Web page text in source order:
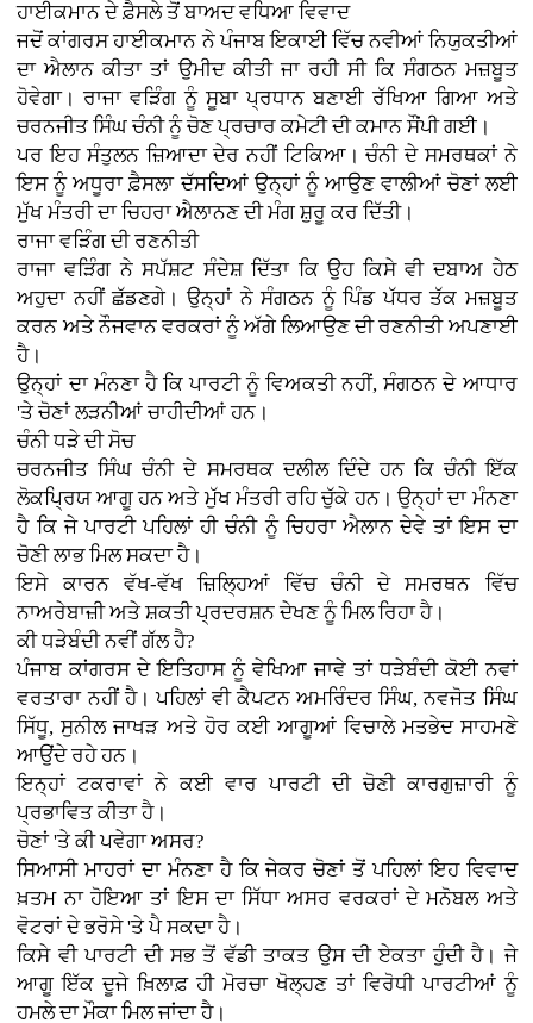
ਹਾਈਕਮਾਨ ਦੇ ਫ਼ੈਸਲੇ ਤੋਂ ਬਾਅਦ ਵਧਿਆ ਵਿਵਾਦ
ਜਦੋਂ ਕਾਂਗਰਸ ਹਾਈਕਮਾਨ ਨੇ ਪੰਜਾਬ ਇਕਾਈ ਵਿੱਚ ਨਵੀਆਂ ਨਿਯੁਕਤੀਆਂ
ਦਾ ਐਲਾਨ ਕੀਤਾ ਤਾਂ ਉਮੀਦ ਕੀਤੀ ਜਾ ਰਹੀ ਸੀ ਕਿ ਸੰਗਠਨ ਮਜ਼ਬੂਤ
ਹੋਵੇਗਾ। ਰਾਜਾ ਵੜਿੰਗ ਨੂੰ ਸੂਬਾ ਪ੍ਰਧਾਨ ਬਣਾਈ ਰੱਖਿਆ ਗਿਆ ਅਤੇ
ਚਰਨਜੀਤ ਸਿੰਘ ਚੰਨੀ ਨੂੰ ਚੋਣ ਪ੍ਰਚਾਰ ਕਮੇਟੀ ਦੀ ਕਮਾਨ ਸੌਂਪੀ ਗਈ।
ਪਰ ਇਹ ਸੰਤੁਲਨ ਜ਼ਿਆਦਾ ਦੇਰ ਨਹੀਂ ਟਿਕਿਆ। ਚੰਨੀ ਦੇ ਸਮਰਥਕਾਂ ਨੇ
ਇਸ ਨੂੰ ਅਧੂਰਾ ਫ਼ੈਸਲਾ ਦੱਸਦਿਆਂ ਉਨ੍ਹਾਂ ਨੂੰ ਆਉਣ ਵਾਲੀਆਂ ਚੋਣਾਂ ਲਈ
ਮੁੱਖ ਮੰਤਰੀ ਦਾ ਚਿਹਰਾ ਐਲਾਨਣ ਦੀ ਮੰਗ ਸ਼ੁਰੂ ਕਰ ਦਿੱਤੀ।
ਰਾਜਾ ਵੜਿੰਗ ਦੀ ਰਣਨੀਤੀ
ਰਾਜਾ ਵੜਿੰਗ ਨੇ ਸਪੱਸ਼ਟ ਸੰਦੇਸ਼ ਦਿੱਤਾ ਕਿ ਉਹ ਕਿਸੇ ਵੀ ਦਬਾਅ ਹੇਠ
ਅਹੁਦਾ ਨਹੀਂ ਛੱਡਣਗੇ। ਉਨ੍ਹਾਂ ਨੇ ਸੰਗਠਨ ਨੂੰ ਪਿੰਡ ਪੱਧਰ ਤੱਕ ਮਜ਼ਬੂਤ
ਕਰਨ ਅਤੇ ਨੌਜਵਾਨ ਵਰਕਰਾਂ ਨੂੰ ਅੱਗੇ ਲਿਆਉਣ ਦੀ ਰਣਨੀਤੀ ਅਪਣਾਈ
ਹੈ।
ਉਨ੍ਹਾਂ ਦਾ ਮੰਨਣਾ ਹੈ ਕਿ ਪਾਰਟੀ ਨੂੰ ਵਿਅਕਤੀ ਨਹੀਂ, ਸੰਗਠਨ ਦੇ ਆਧਾਰ
'ਤੇ ਚੋਣਾਂ ਲੜਨੀਆਂ ਚਾਹੀਦੀਆਂ ਹਨ।
ਚੰਨੀ ਧੜੇ ਦੀ ਸੋਚ
ਚਰਨਜੀਤ ਸਿੰਘ ਚੰਨੀ ਦੇ ਸਮਰਥਕ ਦਲੀਲ ਦਿੰਦੇ ਹਨ ਕਿ ਚੰਨੀ ਇੱਕ
ਲੋਕਪ੍ਰਿਯ ਆਗੂ ਹਨ ਅਤੇ ਮੁੱਖ ਮੰਤਰੀ ਰਹਿ ਚੁੱਕੇ ਹਨ। ਉਨ੍ਹਾਂ ਦਾ ਮੰਨਣਾ
ਹੈ ਕਿ ਜੇ ਪਾਰਟੀ ਪਹਿਲਾਂ ਹੀ ਚੰਨੀ ਨੂੰ ਚਿਹਰਾ ਐਲਾਨ ਦੇਵੇ ਤਾਂ ਇਸ ਦਾ
ਚੋਣੀ ਲਾਭ ਮਿਲ ਸਕਦਾ ਹੈ।
ਇਸੇ ਕਾਰਨ ਵੱਖ-ਵੱਖ ਜ਼ਿਲ੍ਹਿਆਂ ਵਿੱਚ ਚੰਨੀ ਦੇ ਸਮਰਥਨ ਵਿੱਚ
ਨਾਅਰੇਬਾਜ਼ੀ ਅਤੇ ਸ਼ਕਤੀ ਪ੍ਰਦਰਸ਼ਨ ਦੇਖਣ ਨੂੰ ਮਿਲ ਰਿਹਾ ਹੈ।
ਕੀ ਧੜੇਬੰਦੀ ਨਵੀਂ ਗੱਲ ਹੈ?
ਪੰਜਾਬ ਕਾਂਗਰਸ ਦੇ ਇਤਿਹਾਸ ਨੂੰ ਵੇਖਿਆ ਜਾਵੇ ਤਾਂ ਧੜੇਬੰਦੀ ਕੋਈ ਨਵਾਂ
ਵਰਤਾਰਾ ਨਹੀਂ ਹੈ। ਪਹਿਲਾਂ ਵੀ ਕੈਪਟਨ ਅਮਰਿੰਦਰ ਸਿੰਘ, ਨਵਜੋਤ ਸਿੰਘ
ਸਿੱਧੂ, ਸੁਨੀਲ ਜਾਖੜ ਅਤੇ ਹੋਰ ਕਈ ਆਗੂਆਂ ਵਿਚਾਲੇ ਮਤਭੇਦ ਸਾਹਮਣੇ
ਆਉਂਦੇ ਰਹੇ ਹਨ।
ਇਨ੍ਹਾਂ ਟਕਰਾਵਾਂ ਨੇ ਕਈ ਵਾਰ ਪਾਰਟੀ ਦੀ ਚੋਣੀ ਕਾਰਗੁਜ਼ਾਰੀ ਨੂੰ
ਪ੍ਰਭਾਵਿਤ ਕੀਤਾ ਹੈ।
ਚੋਣਾਂ 'ਤੇ ਕੀ ਪਵੇਗਾ ਅਸਰ?
ਸਿਆਸੀ ਮਾਹਰਾਂ ਦਾ ਮੰਨਣਾ ਹੈ ਕਿ ਜੇਕਰ ਚੋਣਾਂ ਤੋਂ ਪਹਿਲਾਂ ਇਹ ਵਿਵਾਦ
ਖ਼ਤਮ ਨਾ ਹੋਇਆ ਤਾਂ ਇਸ ਦਾ ਸਿੱਧਾ ਅਸਰ ਵਰਕਰਾਂ ਦੇ ਮਨੋਬਲ ਅਤੇ
ਵੋਟਰਾਂ ਦੇ ਭਰੋਸੇ 'ਤੇ ਪੈ ਸਕਦਾ ਹੈ।
ਕਿਸੇ ਵੀ ਪਾਰਟੀ ਦੀ ਸਭ ਤੋਂ ਵੱਡੀ ਤਾਕਤ ਉਸ ਦੀ ਏਕਤਾ ਹੁੰਦੀ ਹੈ। ਜੇ
ਆਗੂ ਇੱਕ ਦੂਜੇ ਖ਼ਿਲਾਫ਼ ਹੀ ਮੋਰਚਾ ਖੋਲ੍ਹਣ ਤਾਂ ਵਿਰੋਧੀ ਪਾਰਟੀਆਂ ਨੂੰ
ਹਮਲੇ ਦਾ ਮੌਕਾ ਮਿਲ ਜਾਂਦਾ ਹੈ।